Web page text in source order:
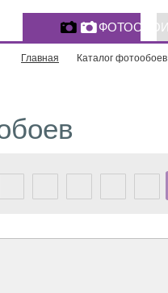
Главная Каталог фотообоев